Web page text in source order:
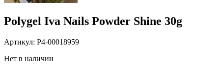
Polygel Iva Nails Powder Shine 30g
Артикул: P4-00018959
Нет в наличии